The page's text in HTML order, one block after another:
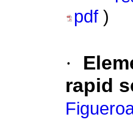
pdf )
·
rapid